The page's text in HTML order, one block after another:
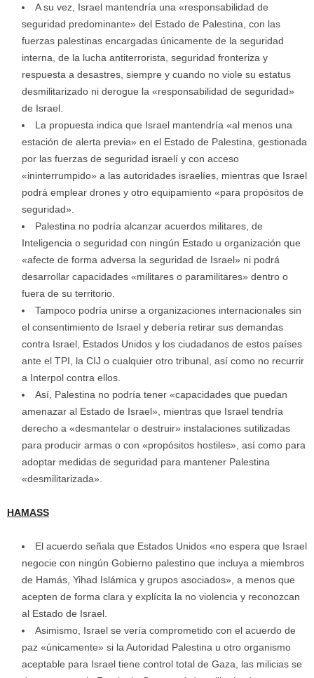
A su vez, Israel mantendría una «responsabilidad de
seguridad predominante» del Estado de Palestina, con las
fuerzas palestinas encargadas únicamente de la seguridad
interna, de la lucha antiterrorista, seguridad fronteriza y
respuesta a desastres, siempre y cuando no viole su estatus
desmilitarizado ni derogue la «responsabilidad de seguridad»
de Israel.
La propuesta indica que Israel mantendría «al menos una
estación de alerta previa» en el Estado de Palestina, gestionada
por las fuerzas de seguridad israelí y con acceso
«ininterrumpido» a las autoridades israelíes, mientras que Israel
podrá emplear drones y otro equipamiento «para propósitos de
seguridad».
Palestina no podría alcanzar acuerdos militares, de
Inteligencia o seguridad con ningún Estado u organización que
«afecte de forma adversa la seguridad de Israel» ni podrá
desarrollar capacidades «militares o paramilitares» dentro o
fuera de su territorio.
Tampoco podría unirse a organizaciones internacionales sin
el consentimiento de Israel y debería retirar sus demandas
contra Israel, Estados Unidos y los ciudadanos de estos países
ante el TPI, la CIJ o cualquier otro tribunal, así como no recurrir
a Interpol contra ellos.
Así, Palestina no podría tener «capacidades que puedan
amenazar al Estado de Israel», mientras que Israel tendría
derecho a «desmantelar o destruir» instalaciones sutilizadas
para producir armas o con «propósitos hostiles», así como para
adoptar medidas de seguridad para mantener Palestina
«desmilitarizada».
HAMASS
El acuerdo señala que Estados Unidos «no espera que Israel
negocie con ningún Gobierno palestino que incluya a miembros
de Hamás, Yihad Islámica y grupos asociados», a menos que
acepten de forma clara y explícita la no violencia y reconozcan
al Estado de Israel.
Asimismo, Israel se vería comprometido con el acuerdo de
paz «únicamente» si la Autoridad Palestina u otro organismo
aceptable para Israel tiene control total de Gaza, las milicias se